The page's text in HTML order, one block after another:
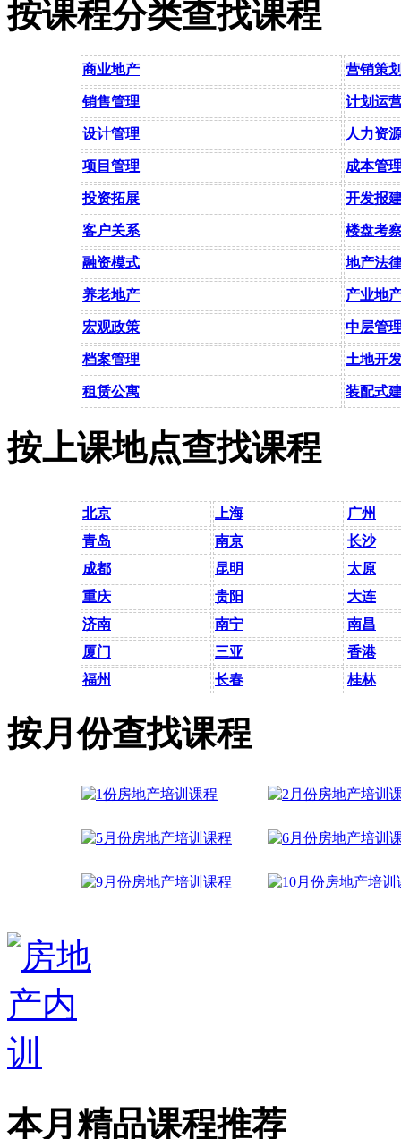
按课程分类查找课程
商业地产 营销策
销售管理 计划运
设计管理 人力资
项目管理 成本管
投资拓展 开发报
客户关系 楼盘考
融资模式 地产法
养老地产 产业地
宏观政策 中层管
档案管理 土地开
租赁公寓 装配式
按上课地点查找课程
北京 上海
广州
青岛
南京
长沙
成都
昆明
太原
重庆
贵阳
大连
济南
南宁
南昌
厦门
三亚
香港
福州
长春 桂林
按月份查找课程
本月精品课程推荐